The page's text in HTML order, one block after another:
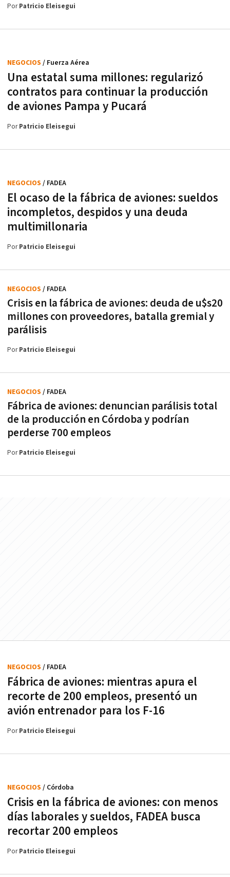
PorPatricio Eleisegui
Una estatal suma millones: regularizó
contratos para continuar la producción
de aviones Pampa y Pucará
NEGOCIOS / Fuerza Aérea
PorPatricio Eleisegui
El ocaso de la fábrica de aviones: sueldos
incompletos, despidos y una deuda
multimillonaria
NEGOCIOS / FADEA
PorPatricio Eleisegui
Crisis en la fábrica de aviones: deuda de u$s20
millones con proveedores, batalla gremial y
parálisis
NEGOCIOS / FADEA
PorPatricio Eleisegui
Fábrica de aviones: denuncian parálisis total
de la producción en Córdoba y podrían
perderse 700 empleos
NEGOCIOS / FADEA
PorPatricio Eleisegui
Fábrica de aviones: mientras apura el
recorte de 200 empleos, presentó un
avión entrenador para los F-16
NEGOCIOS / FADEA
PorPatricio Eleisegui
Crisis en la fábrica de aviones: con menos
días laborales y sueldos, FADEA busca
recortar 200 empleos
NEGOCIOS / Córdoba
PorPatricio Eleisegui